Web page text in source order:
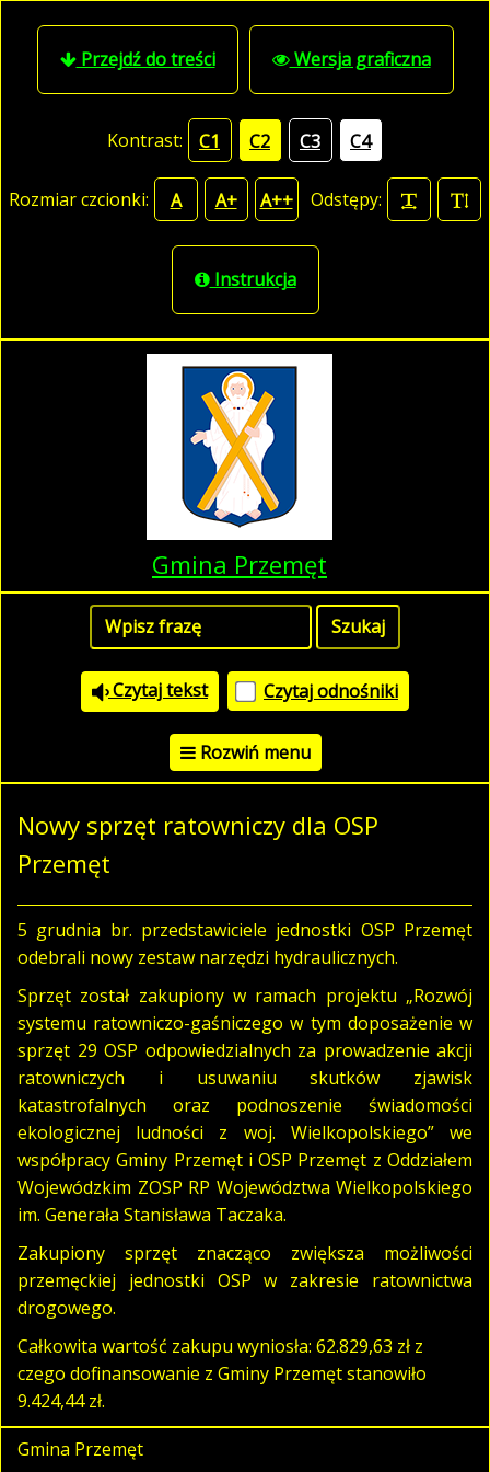
Przejdź do treści Wersja graficzna
Kontrast: C1 C2 C3 C4
Rozmiar czcionki: A A+ A++ Odstępy:
Instrukcja
Gmina Przemęt
Czytaj tekst Czytaj odnośniki
Rozwiń menu
Nowy sprzęt ratowniczy dla OSP
Przemęt
5 grudnia br. przedstawiciele jednostki OSP Przemęt
odebrali nowy zestaw narzędzi hydraulicznych.
Sprzęt został zakupiony w ramach projektu „Rozwój
systemu ratowniczo-gaśniczego w tym doposażenie w
sprzęt 29 OSP odpowiedzialnych za prowadzenie akcji
ratowniczych i usuwaniu skutków zjawisk
katastrofalnych oraz podnoszenie świadomości
ekologicznej ludności z woj. Wielkopolskiego” we
współpracy Gminy Przemęt i OSP Przemęt z Oddziałem
Wojewódzkim ZOSP RP Województwa Wielkopolskiego
im. Generała Stanisława Taczaka.
Zakupiony sprzęt znacząco zwiększa możliwości
przemęckiej jednostki OSP w zakresie ratownictwa
drogowego.
Całkowita wartość zakupu wyniosła: 62.829,63 zł z
czego dofinansowanie z Gminy Przemęt stanowiło
9.424,44 zł.
Gmina Przemęt